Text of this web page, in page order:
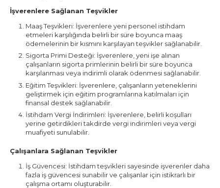
İşverenlere Sağlanan Teşvikler
Maaş Teşvikleri: İşverenlere yeni personel istihdam
etmeleri karşılığında belirli bir süre boyunca maaş
ödemelerinin bir kısmını karşılayan teşvikler sağlanabilir.
Sigorta Primi Desteği: İşverenlere, yeni işe alınan
çalışanların sigorta primlerinin belirli bir süre boyunca
karşılanması veya indirimli olarak ödenmesi sağlanabilir.
Eğitim Teşvikleri: İşverenlere, çalışanların yeteneklerini
geliştirmek için eğitim programlarına katılmaları için
finansal destek sağlanabilir.
İstihdam Vergi İndirimleri: İşverenlere, belirli koşulları
yerine getirdikleri takdirde vergi indirimleri veya vergi
muafiyeti sunulabilir.
Çalışanlara Sağlanan Teşvikler
İş Güvencesi: İstihdam teşvikleri sayesinde işverenler daha
fazla iş güvencesi sunabilir ve çalışanlar için istikrarlı bir
çalışma ortamı oluşturabilir.